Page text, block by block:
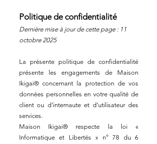
Politique de confidentialité
Dernière mise à jour de cette page : 11
octobre 2025
La présente politique de confidentialité
présente les engagements de Maison
Ikigai® concernant la protection de vos
données personnelles en votre qualité de
client ou d’internaute et d’utilisateur des
services.
Maison Ikigai® respecte la loi «
Informatique et Libertés » n° 78 du 6